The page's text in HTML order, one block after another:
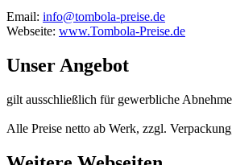
Email: info@tombola-preise.de
Webseite: www.Tombola-Preise.de
Unser Angebot
gilt ausschließlich für gewerbliche
Alle Preise netto ab Werk, zzgl.